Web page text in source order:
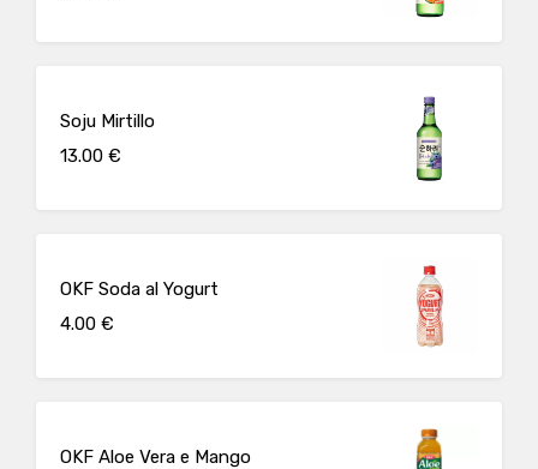
Soju Mirtillo
13.00 €
OKF Soda al Yogurt
4.00 €
OKF Aloe Vera e Mango